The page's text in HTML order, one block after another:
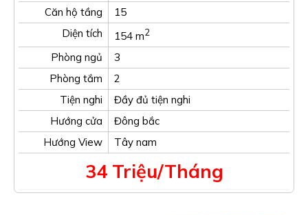
Căn hộ tầng
15
Diện tích
154 m2
Phòng ngủ
3
Phòng tắm
2
Tiện nghi
Đầy đủ tiện nghi
Hướng cửa
Đông bắc
Hướng View
Tây nam
34 Triệu/Tháng